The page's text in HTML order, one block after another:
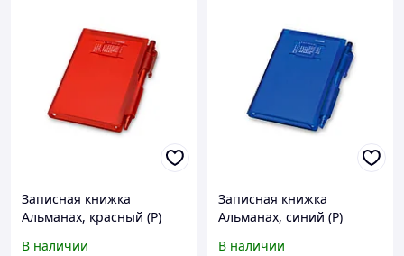
Записная книжка
Альманах, красный (Р)
В наличии
Записная книжка
Альманах, синий (Р)
В наличии